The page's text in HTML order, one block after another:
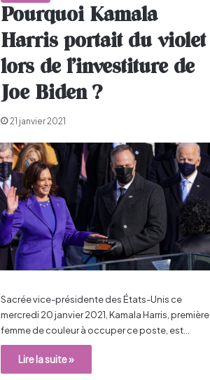
Pourquoi Kamala
Harris portait du violet
lors de l’investiture de
Joe Biden ?
21 janvier 2021
Sacrée vice-présidente des États-Unis ce
mercredi 20 janvier 2021, Kamala Harris, première
femme de couleur à occuper ce poste, est…
Lire la suite »